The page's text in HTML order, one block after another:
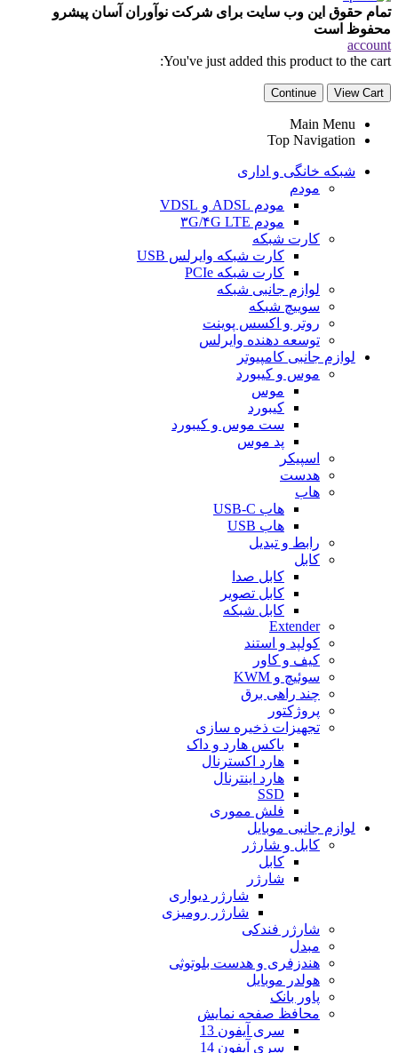
تمام حقوق این وب سایت برای شرکت نوآوران آسان پیشرو
محفوظ است
account
You've just added this product to the cart:
View Cart
Continue
Main Menu
Top Navigation
شبکه خانگی و اداری
مودم
مودم ADSL و VDSL
مودم ۳G/۴G LTE
کارت شبکه
کارت شبکه وایرلس USB
کارت شبکه PCIe
لوازم جانبی شبکه
سوییچ شبکه
روتر و اکسس پوینت
توسعه دهنده وایرلس
لوازم جانبی کامپیوتر
موس و کیبورد
موس
کیبورد
ست موس و کیبورد
پد موس
اسپیکر
هدست
هاب
هاب USB-C
هاب USB
رابط و تبدیل
کابل
کابل صدا
کابل تصویر
کابل شبکه
Extender
کولپد و استند
کیف و کاور
سوئیچ و KWM
چند راهی برق
پروژکتور
تجهیزات ذخیره سازی
باکس هارد و داک
هارد اکسترنال
هارد اینترنال
SSD
فلش مموری
لوازم جانبی موبایل
کابل و شارژر
کابل
شارژر
شارژر دیواری
شارژر رومیزی
شارژر فندکی
مبدل
هندزفری و هدست بلوتوثی
هولدر موبایل
پاور بانک
محافظ صفحه نمایش
سری آیفون 13
سری آیفون 14